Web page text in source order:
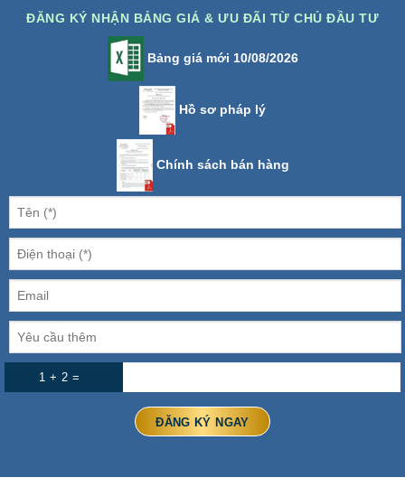
ĐĂNG KÝ NHẬN BẢNG GIÁ & ƯU ĐÃI TỪ CHỦ ĐẦU TƯ
Bảng giá mới 10/08/2026
Hồ sơ pháp lý
Chính sách bán hàng
1 + 2 =